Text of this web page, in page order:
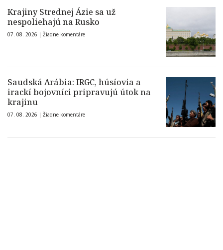
Krajiny Strednej Ázie sa už
nespoliehajú na Rusko
07. 08. 2026 | Žiadne komentáre
Saudská Arábia: IRGC, húsíovia a
irackí bojovníci pripravujú útok na
krajinu
07. 08. 2026 | Žiadne komentáre